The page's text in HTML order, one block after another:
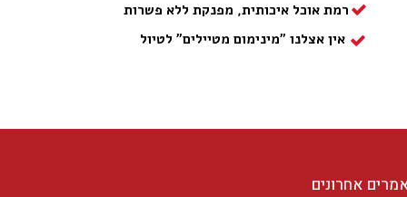
רמת אוכל איכותית, מפנקת ללא פשרות
אין אצלנו "מינימום מטיילים" לטיול
אחרונים